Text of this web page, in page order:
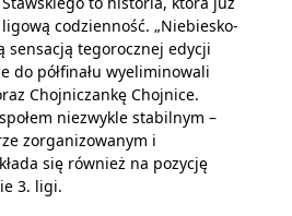
codzienność. „Niebiesko-
sensacją tegorocznej edycji
do półfinału wyeliminowali
Chojniczankę Chojnice.
niezwykle stabilnym –
zorganizowanym i
się również na pozycję
3. ligi.